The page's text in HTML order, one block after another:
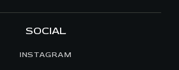
SOCIAL
INSTAGRAM